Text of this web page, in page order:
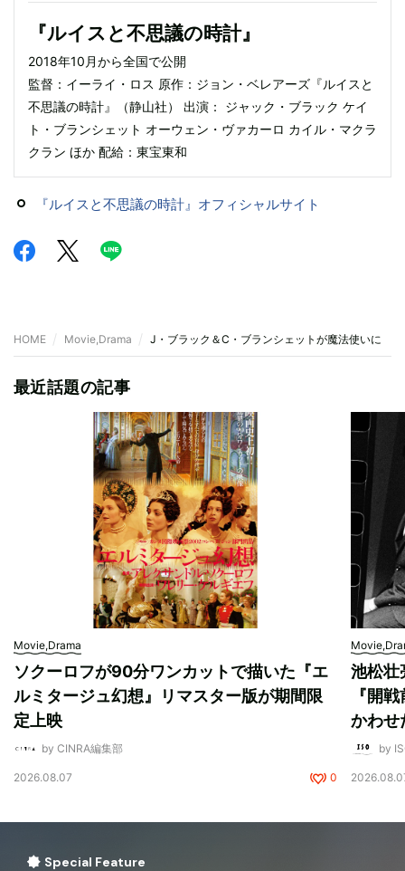
『ルイスと不思議の時計』
2018年10月から全国で公開
監督：イーライ・ロス 原作：ジョン・ベレアーズ『ルイスと
不思議の時計』（静山社） 出演： ジャック・ブラック ケイ
ト・ブランシェット オーウェン・ヴァカーロ カイル・マクラ
クラン ほか 配給：東宝東和
『ルイスと不思議の時計』オフィシャルサイト
HOME Movie,Drama J・ブラック＆C・ブランシェットが魔法使いに
最近話題の記事
Movie,Drama
ソクーロフが90分ワンカットで描いた『エ
ルミタージュ幻想』リマスター版が期間限
定上映
by CINRA編集部
2026.08.07 0
池松壮
『開
かわせ
by
Special Feature